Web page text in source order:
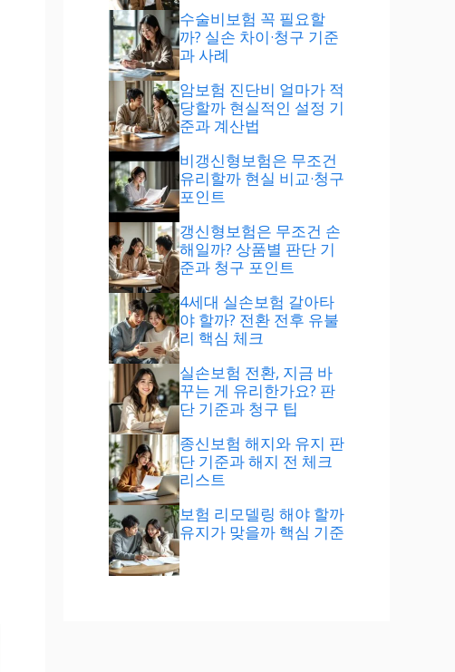
수술비보험 꼭 필요할
까? 실손 차이·청구 기준
과 사례
암보험 진단비 얼마가 적
당할까 현실적인 설정 기
준과 계산법
비갱신형보험은 무조건
유리할까 현실 비교·청구
포인트
갱신형보험은 무조건 손
해일까? 상품별 판단 기
준과 청구 포인트
4세대 실손보험 갈아타
야 할까? 전환 전후 유불
리 핵심 체크
실손보험 전환, 지금 바
꾸는 게 유리한가요? 판
단 기준과 청구 팁
종신보험 해지와 유지 판
단 기준과 해지 전 체크
리스트
보험 리모델링 해야 할까
유지가 맞을까 핵심 기준